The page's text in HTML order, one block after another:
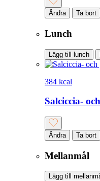
Ändra Ta bort
Lunch
Lägg till lunch
384 kcal
Salciccia-
Ändra Ta bort
Mellanmål
Lägg till